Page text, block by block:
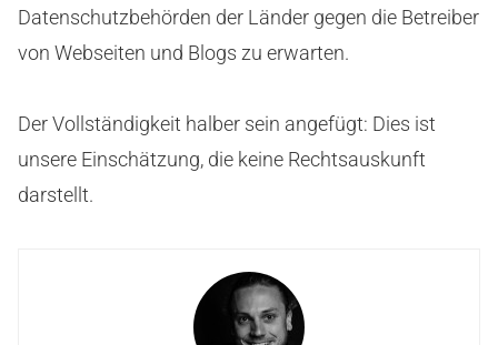
Datenschutzbehörden der Länder gegen die Betreiber
von Webseiten und Blogs zu erwarten.
Der Vollständigkeit halber sein angefügt: Dies ist
unsere Einschätzung, die keine Rechtsauskunft
darstellt.